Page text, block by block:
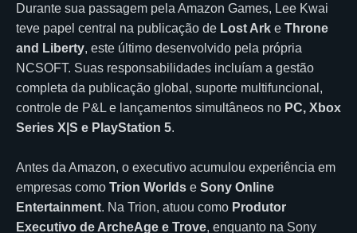
Durante sua passagem pela Amazon Games, Lee Kwai
teve papel central na publicação de Lost Ark e Throne
and Liberty, este último desenvolvido pela própria
NCSOFT. Suas responsabilidades incluíam a gestão
completa da publicação global, suporte multifuncional,
controle de P&L e lançamentos simultâneos no PC, Xbox
Series X|S e PlayStation 5.
Antes da Amazon, o executivo acumulou experiência em
empresas como Trion Worlds e Sony Online
Entertainment. Na Trion, atuou como Produtor
Executivo de ArcheAge e Trove, enquanto na Sony